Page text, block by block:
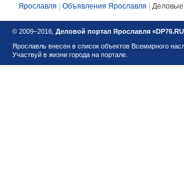
Ярославля
Объявления Ярославля
© 2009–2016, Деловой портал Ярославля
Ярославль внесен в список объектов Всемирного
Участвуй в жизни города на портале.